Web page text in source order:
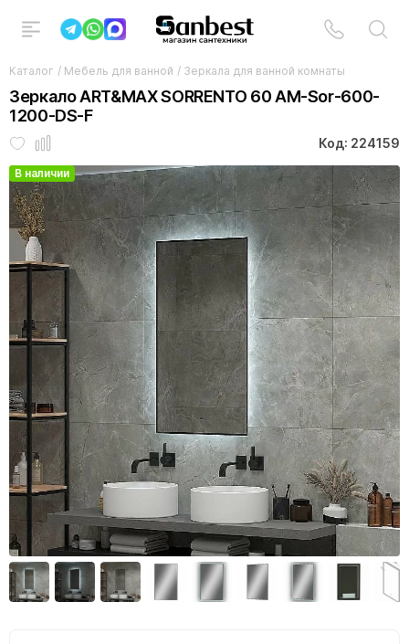
Каталог / Мебель для ванной / Зеркала для ванной комнаты
Зеркало ART&MAX SORRENTO 60 AM-Sor-600-
1200-DS-F
Код: 224159
В наличии